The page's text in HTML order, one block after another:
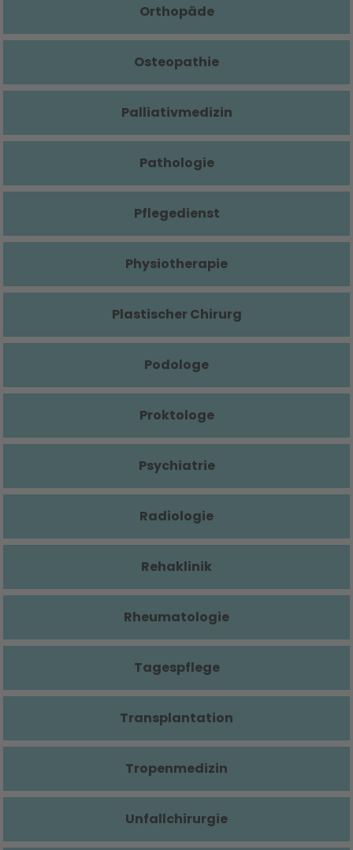
Orthopäde
Osteopathie
Palliativmedizin
Pathologie
Pflegedienst
Physiotherapie
Plastischer Chirurg
Podologe
Proktologe
Psychiatrie
Radiologie
Rehaklinik
Rheumatologie
Tagespflege
Transplantation
Tropenmedizin
Unfallchirurgie